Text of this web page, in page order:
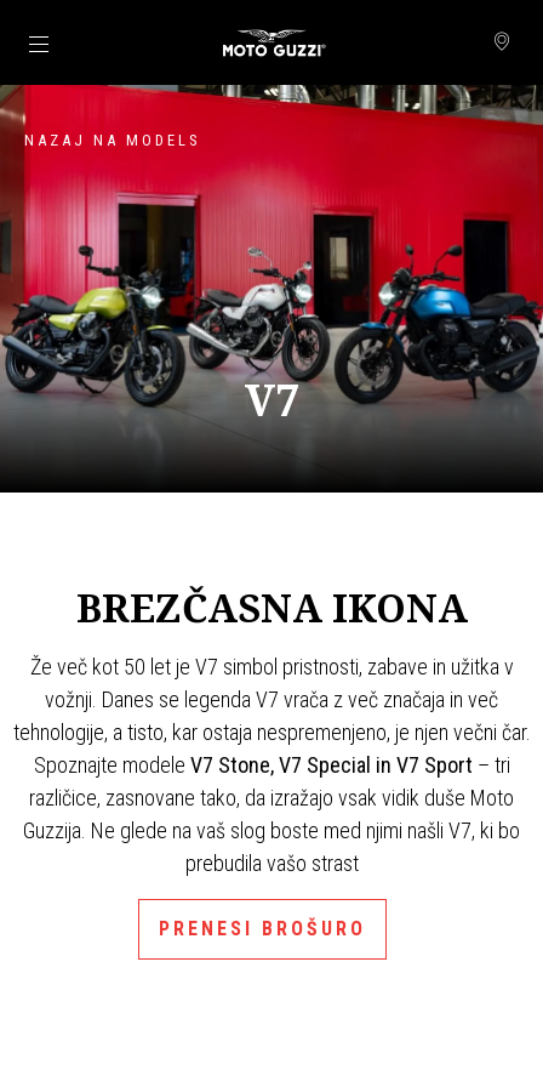
Pojdi na glavno vsebino
NAZAJ NA MODELS
V7
BREZČASNA IKONA
Že več kot 50 let je V7 simbol pristnosti, zabave in užitka v
vožnji. Danes se legenda V7 vrača z več značaja in več
tehnologije, a tisto, kar ostaja nespremenjeno, je njen večni čar.
Spoznajte modele V7 Stone, V7 Special in V7 Sport – tri
različice, zasnovane tako, da izražajo vsak vidik duše Moto
Guzzija. Ne glede na vaš slog boste med njimi našli V7, ki bo
prebudila vašo strast
PRENESI BROŠURO